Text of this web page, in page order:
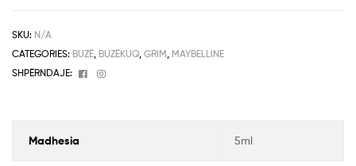
SKU: N/A
CATEGORIES: BUZË BUZËKUQ GRIM MAYBELLINE
SHPËRNDAJE:
Facebook
Instagram
Madhesia 5ml